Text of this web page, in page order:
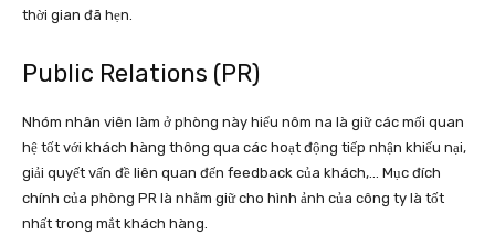
thời gian đã hẹn.
Public Relations (PR)
Nhóm nhân viên làm ở phòng này hiểu nôm na là giữ các mối quan
hệ tốt với khách hàng thông qua các hoạt động tiếp nhận khiếu nại,
giải quyết vấn đề liên quan đến feedback của khách,… Mục đích
chính của phòng PR là nhằm giữ cho hình ảnh của công ty là tốt
nhất trong mắt khách hàng.